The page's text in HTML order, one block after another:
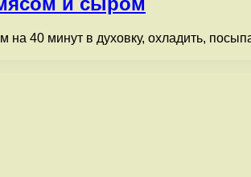
на 40 минут в духовку, охладить,